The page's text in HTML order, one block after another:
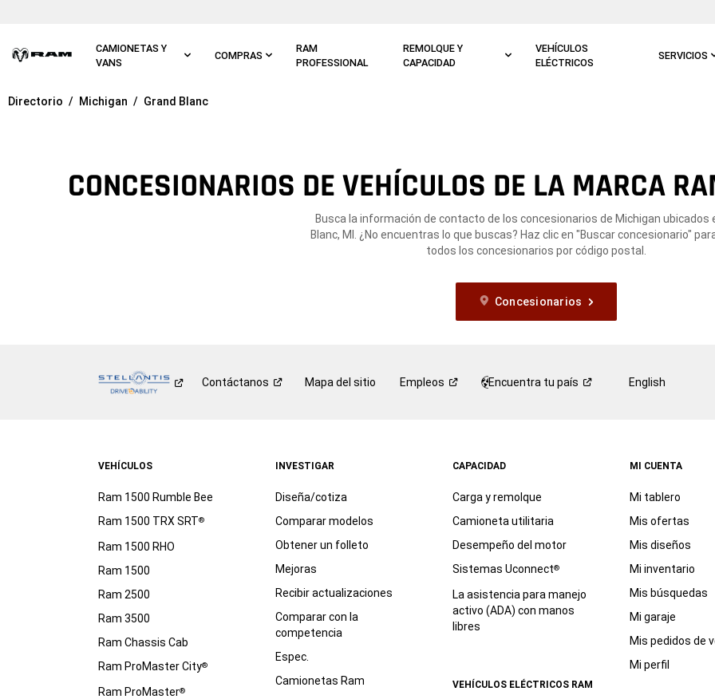
CAMIONETAS Y
VANS
COMPRAS
RAM
PROFESSIONAL
REMOLQUE Y
CAPACIDAD
VEHÍCULOS
ELÉCTRICOS
SERVICIOS
Ir a
Directorio Michigan Grand Blanc
CONCESIONARIOS DE VEHÍCULOS DE LA MARCA
Busca la información de contacto de los concesionarios de Michigan ubicados
Blanc, MI. ¿No encuentras lo que buscas? Haz clic en "Buscar concesionario"
todos los concesionarios por código postal.
Concesionarios
Contáctanos Mapa del sitio Empleos Encuentra tu país English
VEHÍCULOS
Ram 1500 Rumble Bee
Ram 1500 TRX SRT®
Ram 1500 RHO
Ram 1500
Ram 2500
Ram 3500
Ram Chassis Cab
Ram ProMaster City®
Ram ProMaster®
INVESTIGAR
Diseña/cotiza
Comparar modelos
Obtener un folleto
Mejoras
Recibir actualizaciones
Comparar con la
competencia
Espec.
Camionetas Ram
CAPACIDAD
Carga y remolque
Camioneta utilitaria
Desempeño del motor
Sistemas Uconnect®
La asistencia para manejo
activo (ADA) con manos
libres
VEHÍCULOS ELÉCTRICOS RAM
MI CUENTA
Mi tablero
Mis ofertas
Mis diseños
Mi inventario
Mis búsquedas
Mi garaje
Mis pedidos de
Mi perfil